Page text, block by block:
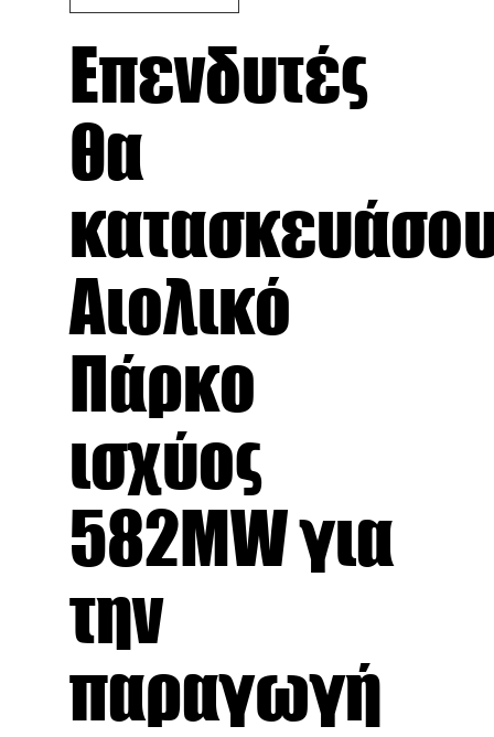
Επενδυτές
θα
Αιολικό
Πάρκο
ισχύος
582MW για
την
παραγωγή